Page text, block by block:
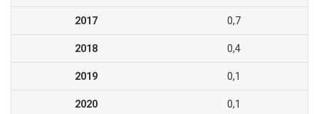
2017 0,7
2018 0,4
2019 0,1
2020 0,1